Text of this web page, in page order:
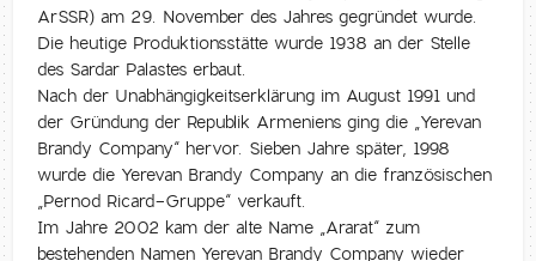
ArSSR) am 29. November des Jahres gegründet wurde.
Die heutige Produktionsstätte wurde 1938 an der Stelle
des Sardar Palastes erbaut.
Nach der Unabhängigkeitserklärung im August 1991 und
der Gründung der Republik Armeniens ging die „Yerevan
Brandy Company“ hervor. Sieben Jahre später, 1998
wurde die Yerevan Brandy Company an die französischen
„Pernod Ricard-Gruppe“ verkauft.
Im Jahre 2002 kam der alte Name „Ararat“ zum
bestehenden Namen Yerevan Brandy Company wieder